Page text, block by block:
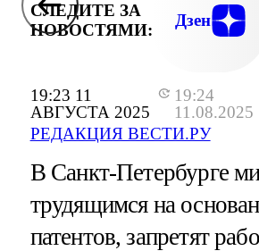
19:23 11
АВГУСТА 2025
19:24
11.08.2025
РЕДАКЦИЯ ВЕСТИ.РУ
СЛЕДИТЕ ЗА
НОВОСТЯМИ:
Дзен
В Санкт-Петербурге
трудящимся на
патентов, запретят